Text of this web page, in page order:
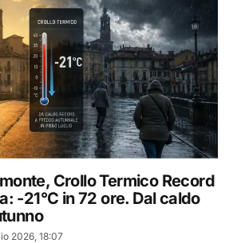
Crollo Termico Record
-21°C in 72 ore. Dal caldo
2026, 18:07